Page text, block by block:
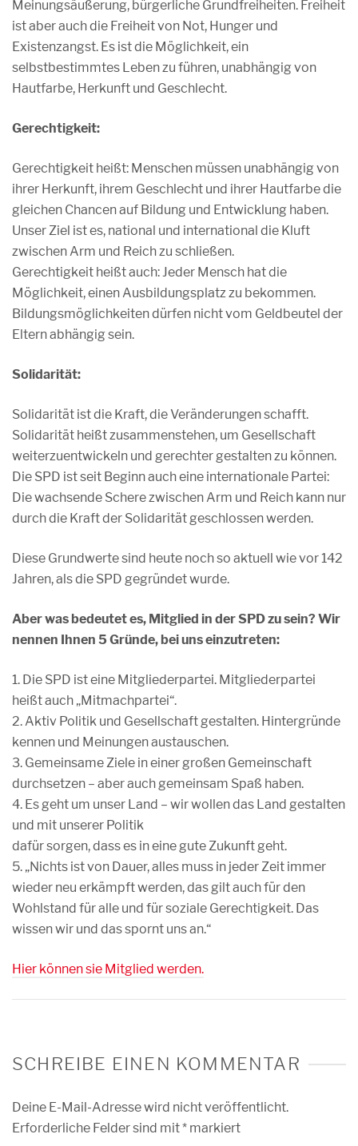
Meinungsäußerung, bürgerliche Grundfreiheiten. Freiheit
ist aber auch die Freiheit von Not, Hunger und
Existenzangst. Es ist die Möglichkeit, ein
selbstbestimmtes Leben zu führen, unabhängig von
Hautfarbe, Herkunft und Geschlecht.
Gerechtigkeit:
Gerechtigkeit heißt: Menschen müssen unabhängig von
ihrer Herkunft, ihrem Geschlecht und ihrer Hautfarbe die
gleichen Chancen auf Bildung und Entwicklung haben.
Unser Ziel ist es, national und international die Kluft
zwischen Arm und Reich zu schließen.
Gerechtigkeit heißt auch: Jeder Mensch hat die
Möglichkeit, einen Ausbildungsplatz zu bekommen.
Bildungsmöglichkeiten dürfen nicht vom Geldbeutel der
Eltern abhängig sein.
Solidarität:
Solidarität ist die Kraft, die Veränderungen schafft.
Solidarität heißt zusammenstehen, um Gesellschaft
weiterzuentwickeln und gerechter gestalten zu können.
Die SPD ist seit Beginn auch eine internationale Partei:
Die wachsende Schere zwischen Arm und Reich kann nur
durch die Kraft der Solidarität geschlossen werden.
Diese Grundwerte sind heute noch so aktuell wie vor 142
Jahren, als die SPD gegründet wurde.
Aber was bedeutet es, Mitglied in der SPD zu sein? Wir
nennen Ihnen 5 Gründe, bei uns einzutreten:
1. Die SPD ist eine Mitgliederpartei. Mitgliederpartei
heißt auch „Mitmachpartei“.
2. Aktiv Politik und Gesellschaft gestalten. Hintergründe
kennen und Meinungen austauschen.
3. Gemeinsame Ziele in einer großen Gemeinschaft
durchsetzen – aber auch gemeinsam Spaß haben.
4. Es geht um unser Land – wir wollen das Land gestalten
und mit unserer Politik
dafür sorgen, dass es in eine gute Zukunft geht.
5. „Nichts ist von Dauer, alles muss in jeder Zeit immer
wieder neu erkämpft werden, das gilt auch für den
Wohlstand für alle und für soziale Gerechtigkeit. Das
wissen wir und das spornt uns an.“
Hier können sie Mitglied werden.
SCHREIBE EINEN KOMMENTAR
Deine E-Mail-Adresse wird nicht veröffentlicht.
Erforderliche Felder sind mit* markiert